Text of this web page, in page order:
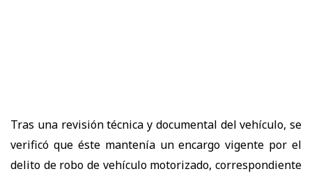
Tras una revisión técnica y documental del vehículo, se
verificó que éste mantenía un encargo vigente por el
delito de robo de vehículo motorizado, correspondiente